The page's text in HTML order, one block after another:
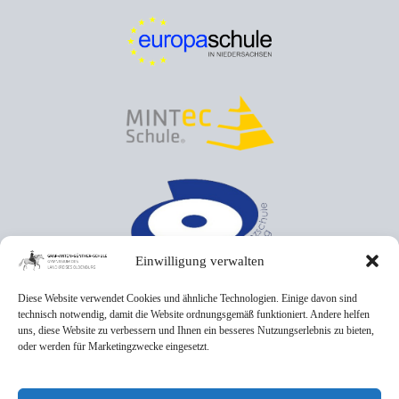
Einwilligung verwalten
Diese Website verwendet Cookies und ähnliche Technologien. Einige davon sind
technisch notwendig, damit die Website ordnungsgemäß funktioniert. Andere helfen
uns, diese Website zu verbessern und Ihnen ein besseres Nutzungserlebnis zu bieten,
oder werden für Marketingzwecke eingesetzt.